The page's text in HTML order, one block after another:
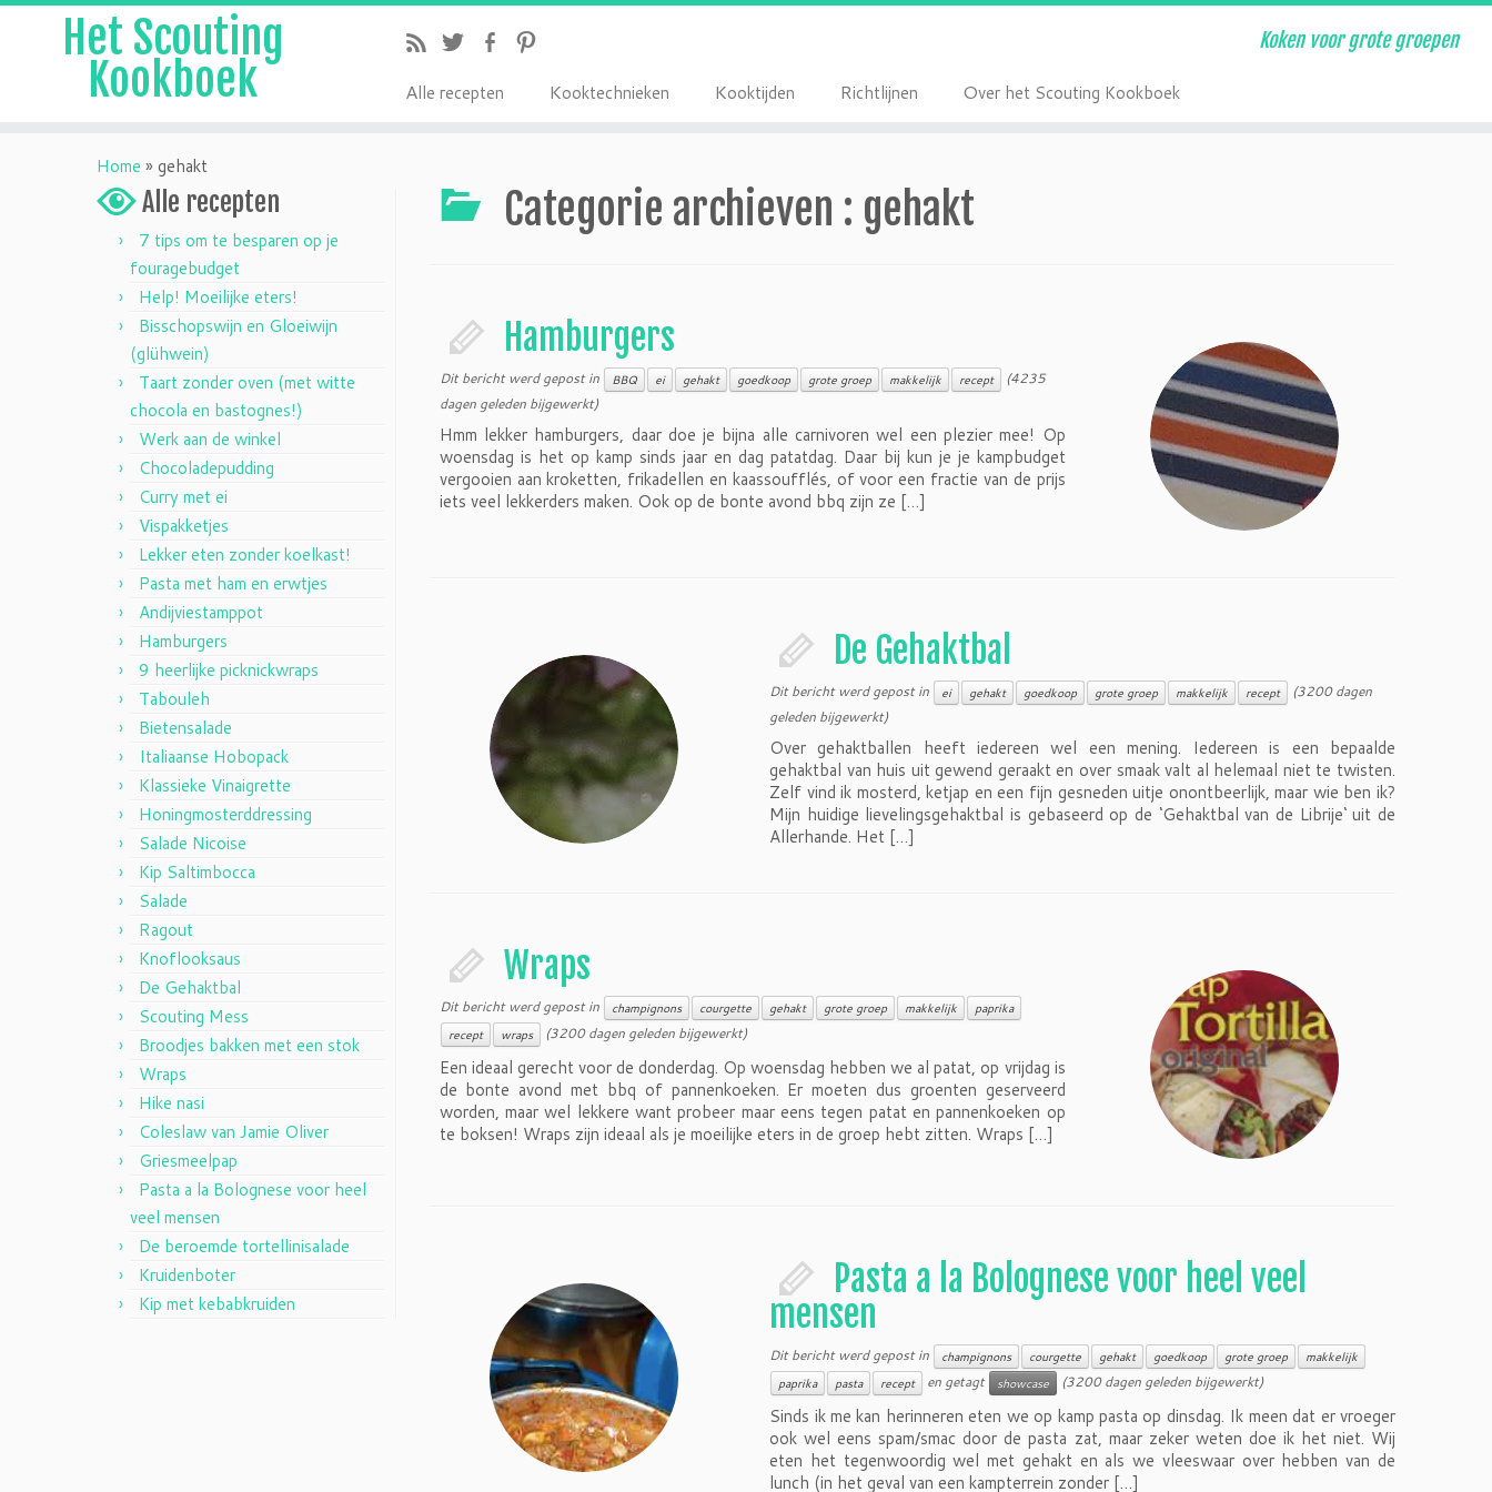
Het Scouting
Kookboek
Koken voor grote groepen
Alle recepten Kooktechnieken Kooktijden Richtlijnen Over het Scouting Kookboek
Home » gehakt
Alle recepten
7 tips om te besparen op je
fouragebudget
Help! Moeilijke eters!
Bisschopswijn en Gloeiwijn
(glühwein)
Taart zonder oven (met witte
chocola en bastognes!)
Werk aan de winkel
Chocoladepudding
Curry met ei
Vispakketjes
Lekker eten zonder koelkast!
Pasta met ham en erwtjes
Andijviestamppot
Hamburgers
9 heerlijke picknickwraps
Tabouleh
Bietensalade
Italiaanse Hobopack
Klassieke Vinaigrette
Honingmosterddressing
Salade Nicoise
Kip Saltimbocca
Salade
Ragout
Knoflooksaus
De Gehaktbal
Scouting Mess
Broodjes bakken met een stok
Wraps
Hike nasi
Coleslaw van Jamie Oliver
Griesmeelpap
Pasta a la Bolognese voor heel
veel mensen
De beroemde tortellinisalade
Kruidenboter
Kip met kebabkruiden
Categorie archieven : gehakt
Hamburgers
Dit bericht werd gepost in BBQ ei gehakt goedkoop grote groep makkelijk recept
(4235
dagen geleden bijgewerkt)
Hmm lekker hamburgers, daar doe je bijna alle carnivoren wel een plezier mee! Op
woensdag is het op kamp sinds jaar en dag patatdag. Daar bij kun je je kampbudget
vergooien aan kroketten, frikadellen en kaassoufflés, of voor een fractie van de prijs
iets veel lekkerders maken. Ook op de bonte avond bbq zijn ze […]
De Gehaktbal
Dit bericht werd gepost in ei gehakt goedkoop grote groep makkelijk recept
(3200 dagen
geleden bijgewerkt)
Over gehaktballen heeft iedereen wel een mening. Iedereen is een bepaalde
gehaktbal van huis uit gewend geraakt en over smaak valt al helemaal niet te twisten.
Zelf vind ik mosterd, ketjap en een fijn gesneden uitje onontbeerlijk, maar wie ben ik?
Mijn huidige lievelingsgehaktbal is gebaseerd op de ‘Gehaktbal van de Librije‘ uit de
Allerhande. Het […]
Wraps
Dit bericht werd gepost in champignons courgette gehakt grote groep makkelijk
paprika
recept
wraps (3200 dagen geleden bijgewerkt)
Een ideaal gerecht voor de donderdag. Op woensdag hebben we al patat, op vrijdag is
de bonte avond met bbq of pannenkoeken. Er moeten dus groenten geserveerd
worden, maar wel lekkere want probeer maar eens tegen patat en pannenkoeken op
te boksen! Wraps zijn ideaal als je moeilijke eters in de groep hebt zitten. Wraps […]
Pasta a la Bolognese voor heel veel
mensen
Dit bericht werd gepost in champignons courgette gehakt goedkoop grote groep
makkelijk
paprika
pasta recept en getagt showcase (3200 dagen geleden bijgewerkt)
Sinds ik me kan herinneren eten we op kamp pasta op dinsdag. Ik meen dat er vroeger
ook wel eens spam/smac door de pasta zat, maar zeker weten doe ik het niet. Wij
eten het tegenwoordig wel met gehakt en als we vleeswaar over hebben van de
lunch (in het geval van een kampterrein zonder […]